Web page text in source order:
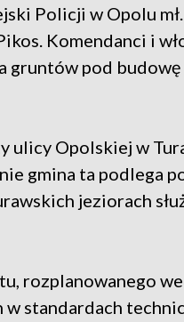
Policji w Opolu
Komendanci i
gruntów pod budowę
ulicy Opolskiej w
gmina ta podlega
jeziorach
rozplanowanego
standardach